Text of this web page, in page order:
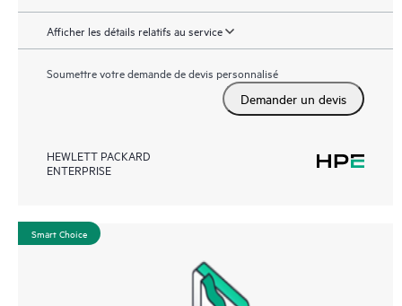
Afficher les détails relatifs au service
Soumettre votre demande de devis personnalisé
Demander un devis
HEWLETT PACKARD
ENTERPRISE
Smart Choice